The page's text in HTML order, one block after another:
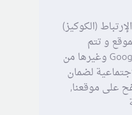
(الكوكيز)
و تتم
مشاركة بعض المعلومات مع Google وغيرها من
لضمان
على موقعنا,